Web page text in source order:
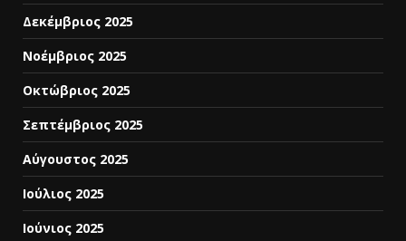
Δεκέμβριος 2025
Νοέμβριος 2025
Οκτώβριος 2025
Σεπτέμβριος 2025
Αύγουστος 2025
Ιούλιος 2025
Ιούνιος 2025